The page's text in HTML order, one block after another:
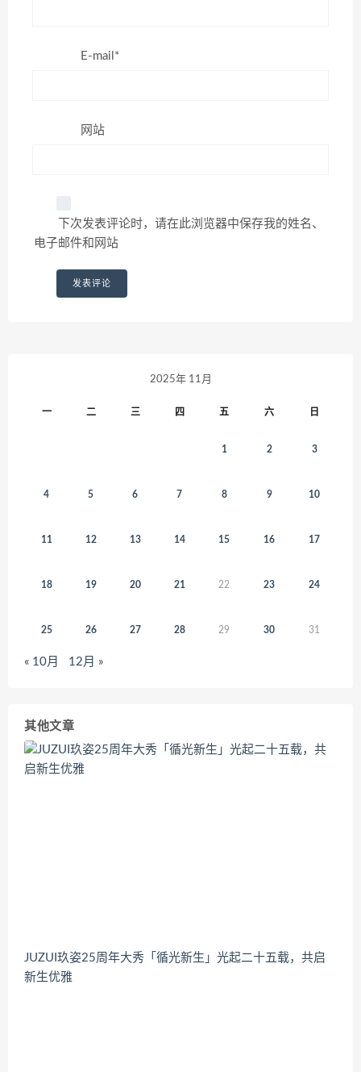
E-mail*
网站
下次发表评论时，请在此浏览器中保存我的姓名、
电子邮件和网站
2025年 11月
一 二 三 四 五 六 日
1 2 3
4 5 6 7 8 9 10
11 12 13 14 15 16 17
18 19 20 21 22 23 24
25 26 27 28 29 30 31
« 10月 12月 »
其他文章
JUZUI玖姿25周年大秀「循光新生」光起二十五载，共启
新生优雅